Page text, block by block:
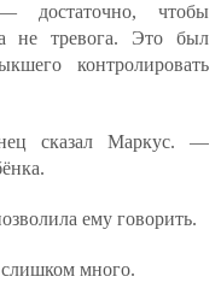
достаточно, чтобы
не тревога. Это был
контролировать
сказал Маркус. —
ему говорить.
слишком много.